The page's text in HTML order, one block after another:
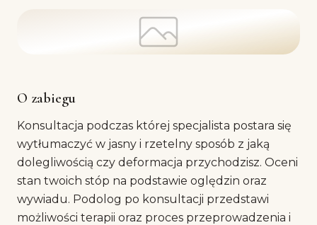
O zabiegu
Konsultacja podczas której specjalista postara się
wytłumaczyć w jasny i rzetelny sposób z jaką
dolegliwością czy deformacja przychodzisz. Oceni
stan twoich stóp na podstawie oględzin oraz
wywiadu. Podolog po konsultacji przedstawi
możliwości terapii oraz proces przeprowadzenia i